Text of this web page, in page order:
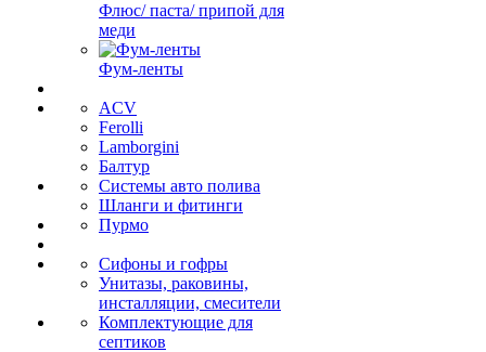
Флюс/ паста/ припой для
меди
Фум-ленты
ACV
Ferolli
Lamborgini
Балтур
Системы авто полива
Шланги и фитинги
Пурмо
Сифоны и гофры
Унитазы, раковины,
инсталляции, смесители
Комплектующие для
септиков